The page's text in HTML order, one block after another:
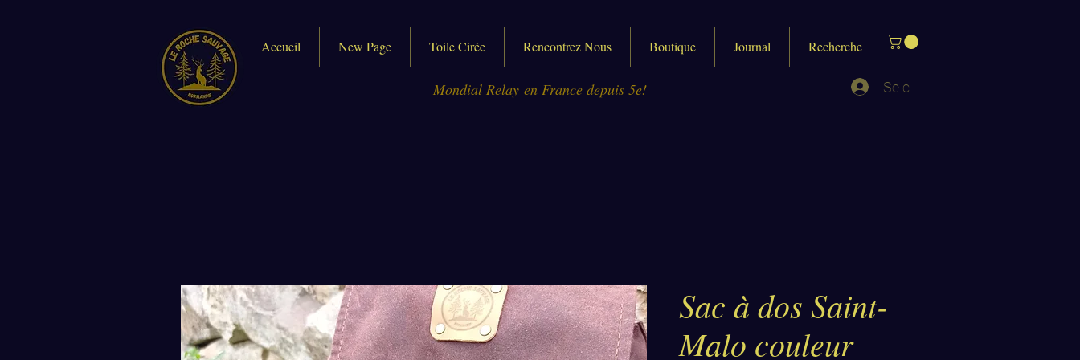
Accueil New Page Toile Cirée Rencontrez Nous Boutique Journal Recherche
Mondial Relay en France depuis 5e! Se connecter
Sac à dos Saint-
Malo couleur